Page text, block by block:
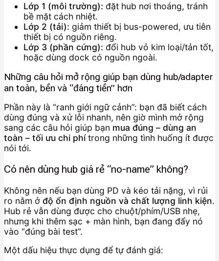
Lớp 1 (môi trường): đặt hub nơi thoáng, tránh
bề mặt cách nhiệt.
Lớp 2 (tải): giảm thiết bị bus-powered, ưu tiên
thiết bị có nguồn riêng.
Lớp 3 (phần cứng): đổi hub vỏ kim loại/tản tốt,
hoặc dùng dock có nguồn ngoài.
Những câu hỏi mở rộng giúp bạn dùng hub/adapter
an toàn, bền và “đáng tiền” hơn
Phần này là “ranh giới ngữ cảnh”: bạn đã biết cách
dùng đúng và xử lỗi nhanh, nên giờ mình mở rộng
sang các câu hỏi giúp bạn mua đúng – dùng an
toàn – tối ưu chi phítrong những tình huống ít được
nói tới.
Có nên dùng hub giá rẻ “no-name” không?
Không nên nếu bạn dùng PD và kéo tải nặng, vì rủi
ro nằm ở độ ổn định nguồn và chất lượng linh kiện.
Hub rẻ vẫn dùng được cho chuột/phím/USB nhẹ,
nhưng khi thêm sạc + màn hình, bạn đang đẩy nó
vào “đúng bài test”.
Một dấu hiệu thực dụng để tự đánh giá: